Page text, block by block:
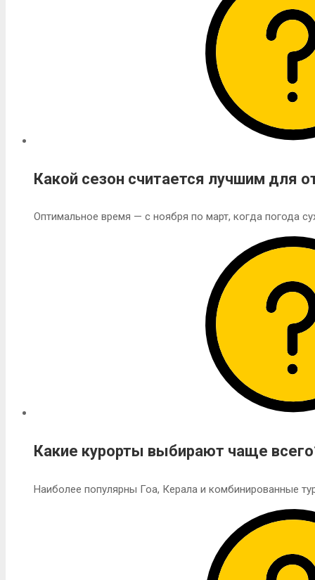
Какой сезон считается лучшим для
Оптимальное время — с ноября по март, когда погода
Какие курорты выбирают чаще
Наиболее популярны Гоа, Керала и комбинированные